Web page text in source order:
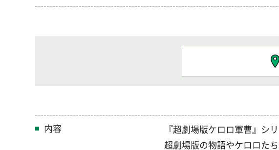
内容
『超劇場版ケロロ軍曹』シ
超劇場版の物語やケロロた